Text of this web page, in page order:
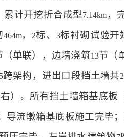
累计开挖折合成型7.14km ，
464m， 2标、 3标衬砌试验开
（单联），边墙浇筑13节（
5跨架构，进出口段挡土墙共
）。所有挡土墙箱基底板
导流墩箱基底板施工完毕